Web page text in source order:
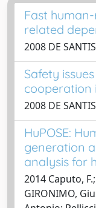
Fast
related
2008 DE
Safety
cooperation
2008 DE
HuPOSE:
generation
analysis for
2014 Caputo,
GIRONIMO,